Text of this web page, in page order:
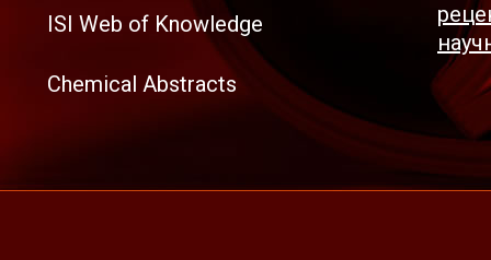
ISI Web of Knowledge
Chemical Abstracts